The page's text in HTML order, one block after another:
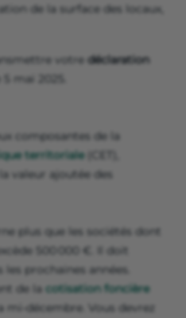
de la surface des locaux,
votre déclaration
mai 2025.
composantes de la
territoriale(CET),
valeur ajoutée des
plus que les sociétés dont
500 000 €. Il doit
prochaines années.
de la cotisation foncière
mi-décembre. Vous devrez